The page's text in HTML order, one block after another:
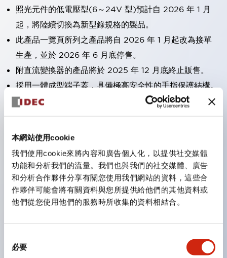
本網站使用cookie
我們使用cookie來將內容和廣告個人化，以提供社交媒體
功能和分析我們的流量。我們也與我們的社交媒體、廣告
和分析合作夥伴分享有關您使用我們網站的資料，這些合
作夥伴可能會將有關資料與您所提供給他們的其他資料或
他們從您使用他們的服務時所收集的資料相結合。
必要
照光元件的低電壓型(6～24V 型)預計自 2026 年 1 月
起，將陸續切換為新型錄規格的製品。
此產品一覽頁所列之產品將自 2026 年 1 月起改為接單
生產，並於 2026 年 6 月底停售。
附直流變換器的產品將於 2025 年 12 月底終止販售。
採用一體成型端子蓋，具備極高安全性的手指保護結構。
接點部採用自清潔滾動接觸方式，維持穩定導通性能。
防護結構可防止水或油從面板前方滲入：IP65（僅雙按
鈕開關為 IP40）。
三種功能集結於一顆開關。
完整支援全球各地需求的多種電壓規格。
一顆 LED 燈泡即可呈現六種顏色（LSRD 燈泡）。以往
需分色管理的 LED 燈泡，如今可用單一顆燈泡呈現多種
顏色。
可清楚辨識正方平頭形指示燈的亮燈/熄燈狀態，以及點